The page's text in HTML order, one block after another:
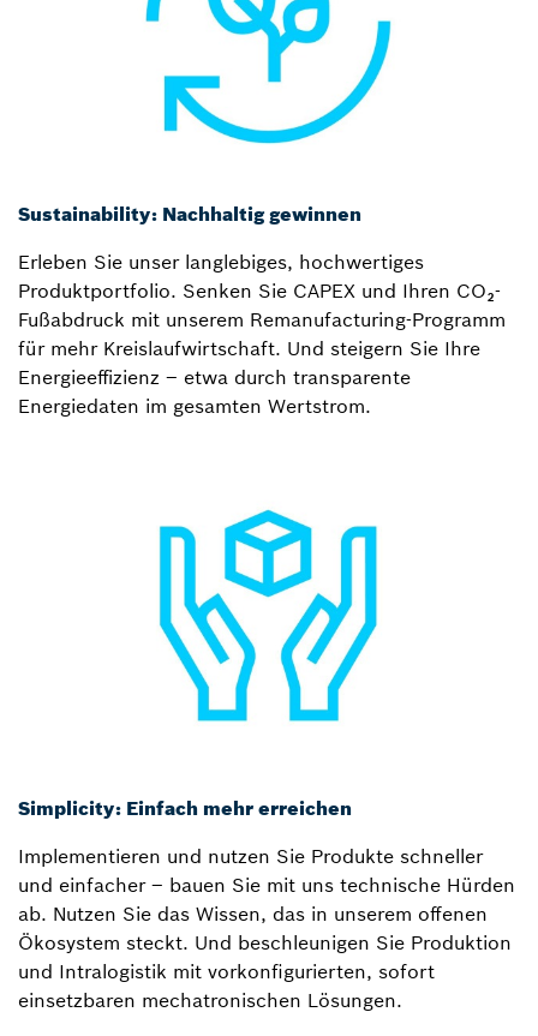
Sustainability: Nachhaltig gewinnen
Erleben Sie unser langlebiges, hochwertiges
Produktportfolio. Senken Sie CAPEX und Ihren CO₂-
Fußabdruck mit unserem Remanufacturing-Programm
für mehr Kreislaufwirtschaft. Und steigern Sie Ihre
Energieeffizienz – etwa durch transparente
Energiedaten im gesamten Wertstrom.
Simplicity: Einfach mehr erreichen
Implementieren und nutzen Sie Produkte schneller
und einfacher – bauen Sie mit uns technische Hürden
ab. Nutzen Sie das Wissen, das in unserem offenen
Ökosystem steckt. Und beschleunigen Sie Produktion
und Intralogistik mit vorkonfigurierten, sofort
einsetzbaren mechatronischen Lösungen.